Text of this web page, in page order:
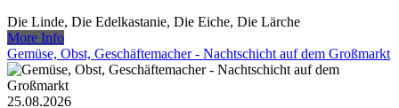
Die Linde, Die Edelkastanie, Die Eiche, Die Lärche
More Info
Gemüse, Obst, Geschäftemacher - Nachtschicht auf dem Großmarkt
25.08.2026